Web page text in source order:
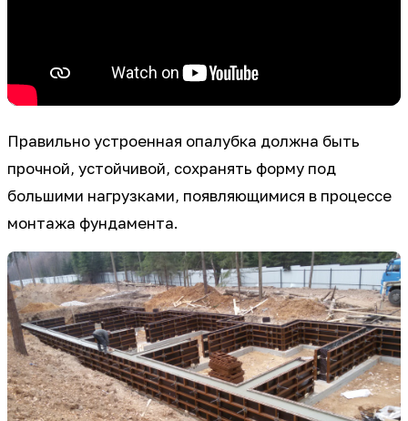
Правильно устроенная опалубка должна быть
прочной, устойчивой, сохранять форму под
большими нагрузками, появляющимися в процессе
монтажа фундамента.